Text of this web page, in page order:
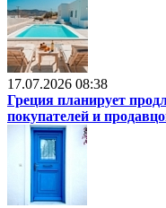
17.07.2026 08:38
Греция планирует
покупателей и